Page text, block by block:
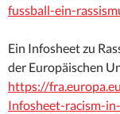
fussball-ein-
Ein Infosheet zu
der Europäischen
https://
Infosheet-racism-